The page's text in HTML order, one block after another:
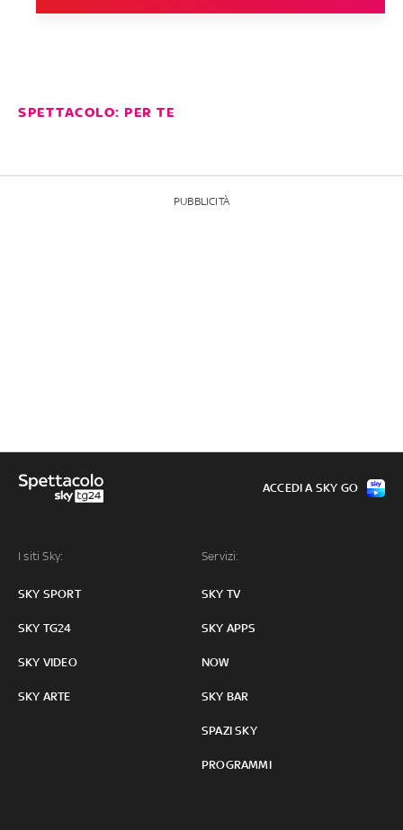
SPETTACOLO: PER TE
PUBBLICITÀ
I siti Sky:
SKY SPORT
SKY TG24
SKY VIDEO
SKY ARTE
Servizi:
SKY TV
SKY APPS
NOW
SKY BAR
SPAZI SKY
PROGRAMMI
ACCEDI A SKY GO